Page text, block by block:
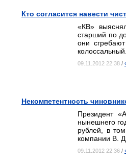
Кто согласится навести
«КВ»
старший по
они
колоссальный.
09.11.2012 22:38 /
Некомпетентность
Президент
нынешнего
рублей, в
компании В.
09.11.2012 22:36 /